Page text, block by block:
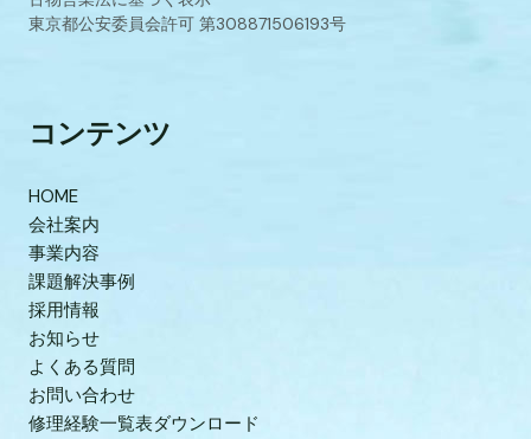
東京都公安委員会許可 第308871506193号
コンテンツ
HOME
会社案内
事業内容
課題解決事例
採用情報
お知らせ
よくある質問
お問い合わせ
修理経験一覧表ダウンロード